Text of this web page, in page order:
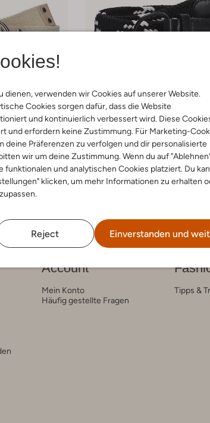
dienen, verwenden wir Cookies auf unserer Website.
Cookies sorgen dafür, dass die Website
und kontinuierlich verbessert wird. Diese
und erfordern keine Zustimmung. Für Marketing-
deine Präferenzen zu verfolgen und dir personalisierte
wir um deine Zustimmung. Wenn du auf
funktionalen und analytischen Cookies platziert. Du
klicken, um mehr Informationen zu erhalten
Reject Einverstanden und
Wysh
Gürtel
€ 14,95
€ 6,95
Account
Mein Konto
Häufig gestellte Fragen
Tipps &